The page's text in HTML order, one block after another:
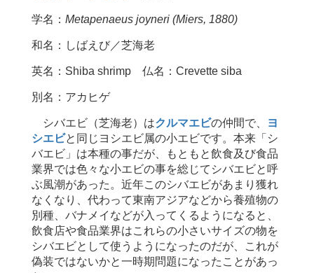
学名： Metapenaeus joyneri (Miers, 1880)
和名：しばえび／芝海老
英名：Shiba shrimp 仏名：Crevette siba
別名：アカヒゲ
シバエビ（芝海老）はクルマエビの仲間で、
ヨ
シエビと同じヨシエビ属の小エビです。本来「シ
バエビ」は本種の事だが、もともと飲食及び食品
業界では色々な小エビの事を総じてシバエビと呼
ぶ風潮があった。近年このシバエビがあまり獲れ
なくなり、代わって東南アジアなどから養殖物の
別種、バナメイなどが入ってくるようになると、
飲食店や食品業界はこれらの小さいサイズの物を
シバエビとして使うようになったのだが、これが
偽装ではないかと一時期問題になったことがあっ